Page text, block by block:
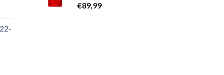
€89,99